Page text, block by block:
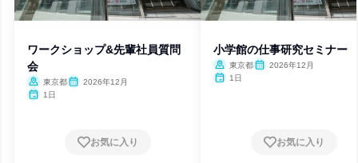
ワークショップ&先輩社員質問
会
東京都
2026年12月
1日
お気に入り
小学館の仕事研究セミナー
東京都
2026年12月
1日
お気に入り